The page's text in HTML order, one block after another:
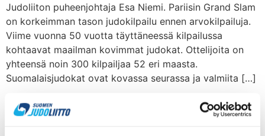
Judoliiton puheenjohtaja Esa Niemi. Pariisin Grand Slam
on korkeimman tason judokilpailu ennen arvokilpailuja.
Viime vuonna 50 vuotta täyttäneessä kilpailussa
kohtaavat maailman kovimmat judokat. Ottelijoita on
yhteensä noin 300 kilpailjaa 52 eri maasta.
Suomalaisjudokat ovat kovassa seurassa ja valmiita […]
Martti Puumalainen viides